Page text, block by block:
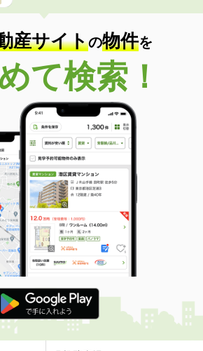
産サイトの物件を
て検索！